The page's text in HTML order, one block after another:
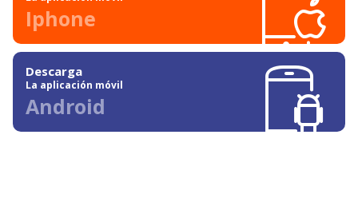
Iphone
Descarga
La aplicación móvil
Android